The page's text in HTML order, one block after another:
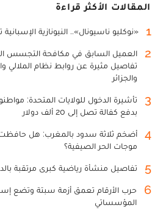
المقالات الأكثر قراءة
1 «نوكليو ناسيونال».. النيونازية
2
العميل السابق في مكافحة التجسس
تفاصيل مثيرة عن روابط نظام الملالي
والجزائر
3
بدفع كفالة تصل إلى 20 ألف دولار
4
أضخم ثلاثة سدود بالمغرب: هل
موجات الحر الصيفية؟
5 تفاصيل منشأة رياضية كبرى مرتقبة
6
حرب الأرقام تعمق أزمة سبتة وتضع
المؤسساتي